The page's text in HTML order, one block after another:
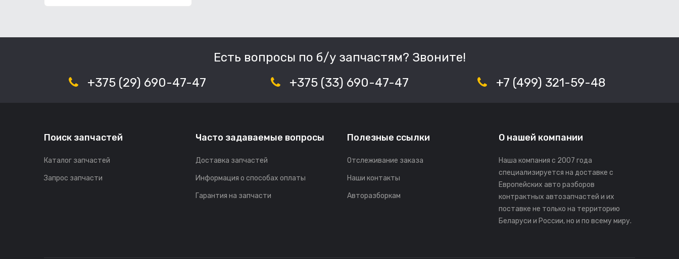
Есть вопросы по б/у запчастям? Звоните!
+375 (29) 690-47-47
+375 (33) 690-47-47 +7 (499) 321-59-48
Поиск запчастей
Каталог запчастей
Запрос запчасти
Часто задаваемые вопросы
Доставка запчастей
Информация о способах оплаты
Гарантия на запчасти
Полезные ссылки
Отслеживание заказа
Наши контакты
Авторазборкам
О нашей компании
Наша компания с 2007 года
специализируется на доставке с
Европейских авто разборов
контрактных автозапчастей и их
поставке не только на территорию
Беларуси и России, но и по всему миру.